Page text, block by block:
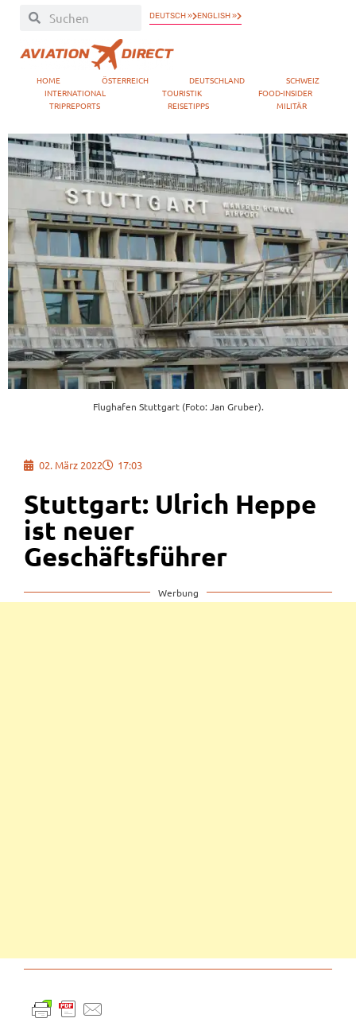
DEUTSCH » ENGLISH »
HOME ÖSTERREICH DEUTSCHLAND
SCHWEIZ
INTERNATIONAL
TOURISTIK
FOOD-INSIDER
TRIPREPORTS
REISETIPPS MILITÄR
Flughafen Stuttgart (Foto: Jan Gruber).
02. März 2022 17:03
Stuttgart: Ulrich Heppe
ist neuer
Geschäftsführer
Werbung